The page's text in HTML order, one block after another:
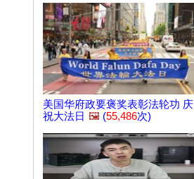
美国华府政要褒奖表彰法轮功 庆
祝大法日 🖼️ (55,486次)